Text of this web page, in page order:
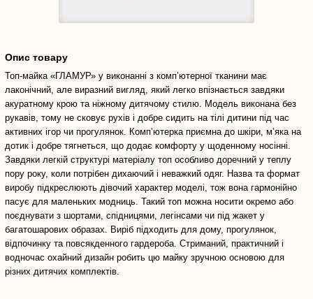
Опис товару
Топ-майка «ГЛАМУР» у виконанні з комп’ютерної тканини має
лаконічний, але виразний вигляд, який легко впізнається завдяки
акуратному крою та ніжному дитячому стилю. Модель виконана без
рукавів, тому не сковує рухів і добре сидить на тілі дитини під час
активних ігор чи прогулянок. Комп’ютерка приємна до шкіри, м’яка на
дотик і добре тягнеться, що додає комфорту у щоденному носінні.
Завдяки легкій структурі матеріалу топ особливо доречний у теплу
пору року, коли потрібен дихаючий і неважкий одяг. Назва та формат
виробу підкреслюють дівочий характер моделі, тож вона гармонійно
пасує для маленьких модниць. Такий топ можна носити окремо або
поєднувати з шортами, спідницями, легінсами чи під жакет у
багатошарових образах. Виріб підходить для дому, прогулянок,
відпочинку та повсякденного гардероба. Стриманий, практичний і
водночас охайний дизайн робить цю майку зручною основою для
різних дитячих комплектів.